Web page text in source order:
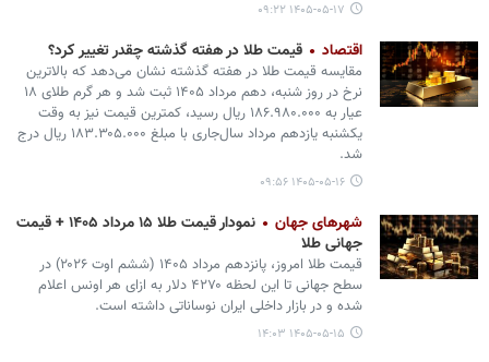
۱۴۰۵-۰۵-۱۷ ۰۹:۲۲
اقتصاد قیمت طلا در هفته گذشته چقدر تغییر کرد؟
مقایسه قیمت طلا در هفته گذشته نشان می‌دهد که بالاترین
نرخ در روز شنبه، دهم مرداد ۱۴۰۵ ثبت شد و هر گرم طلای ۱۸
عیار به ۱۸۶.۹۸۰.۰۰۰ ریال رسید، کمترین قیمت نیز به وقت
یکشنبه یازدهم مرداد سال‌جاری با مبلغ ۱۸۳.۳۰۵.۰۰۰ ریال درج
شد.
۱۴۰۵-۰۵-۱۶ ۰۹:۵۶
شهرهای جهان
نمودار قیمت طلا ۱۵ مرداد ۱۴۰۵ + قیمت
جهانی طلا
قیمت طلا امروز، پانزدهم مرداد ۱۴۰۵ (‌ششم اوت ۲۰۲۶) در
سطح جهانی تا این لحظه ۴۲۷۰ دلار به ازای هر اونس اعلام
شده و در بازار داخلی ایران نوساناتی داشته است.
۱۴۰۵-۰۵-۱۵ ۱۴:۰۳